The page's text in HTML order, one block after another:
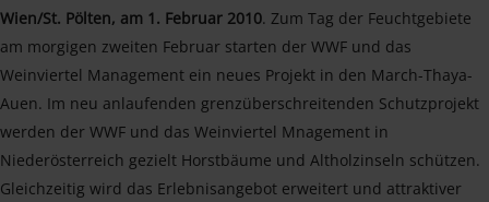
Wien/St. Pölten, am 1. Februar 2010. Zum Tag der Feuchtgebiete
am morgigen zweiten Februar starten der WWF und das
Weinviertel Management ein neues Projekt in den March-Thaya-
Auen. Im neu anlaufenden grenzüberschreitenden Schutzprojekt
werden der WWF und das Weinviertel Mnagement in
Niederösterreich gezielt Horstbäume und Altholzinseln schützen.
Gleichzeitig wird das Erlebnisangebot erweitert und attraktiver